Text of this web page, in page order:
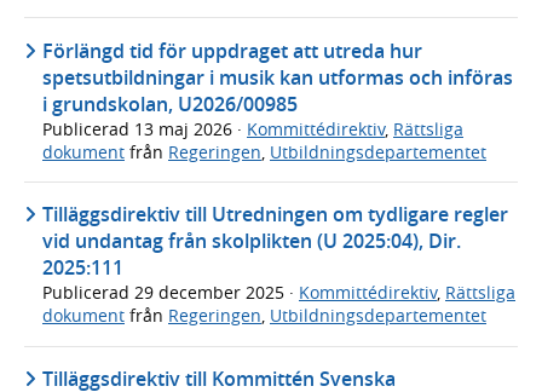
Förlängd tid för uppdraget att utreda hur
spetsutbildningar i musik kan utformas och införas
i grundskolan, U2026/00985
Publicerad 13 maj 2026 · Kommittédirektiv, Rättsliga
dokument från Regeringen Utbildningsdepartementet
Tilläggsdirektiv till Utredningen om tydligare regler
vid undantag från skolplikten (U 2025:04), Dir.
2025:111
Publicerad 29 december 2025 · Kommittédirektiv, Rättsliga
dokument från Regeringen, Utbildningsdepartementet
Tilläggsdirektiv till Kommittén Svenska